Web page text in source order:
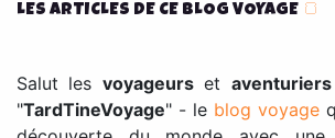
LES ARTICLES DE CE BLOG VOYAGE 🍞
Salut les voyageurset aventuriers
"TardTineVoyage" - le blog voyage